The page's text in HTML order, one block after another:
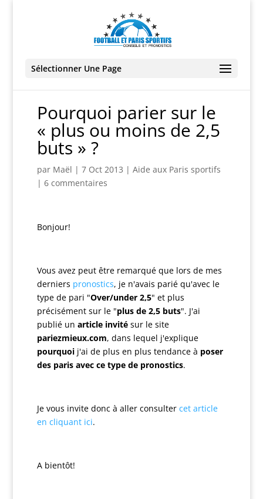
Sélectionner Une Page
Pourquoi parier sur le
« plus ou moins de 2,5
buts » ?
par Maël | 7 Oct 2013 | Aide aux Paris sportifs
| 6 commentaires
Bonjour!
Vous avez peut être remarqué que lors de mes
derniers pronostics, je n'avais parié qu'avec le
type de pari "Over/under 2,5" et plus
précisément sur le "plus de 2,5 buts". J'ai
publié un article invitésur le site
pariezmieux.com, dans lequel j'explique
pourquoij'ai de plus en plus tendance à poser
des paris avec ce type de pronostics.
Je vous invite donc à aller consulter cet article
en cliquant ici.
A bientôt!